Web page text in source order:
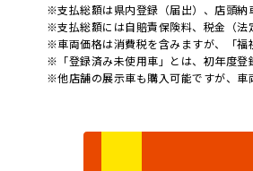
※支払総額は県内登録（届出）、店頭納
※支払総額には自賠責保険料、税金（法
※車両価格は消費税を含みますが、「福
※「登録済み未使用車」とは、初年度登
※他店舗の展示車も購入可能ですが、車